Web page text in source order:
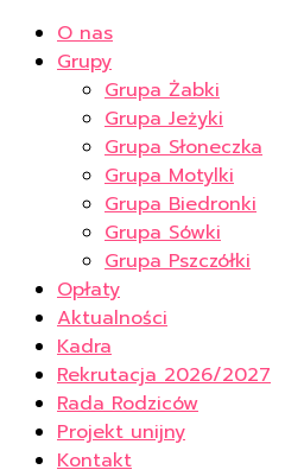
O nas
Grupy
Grupa Żabki
Grupa Jeżyki
Grupa Słoneczka
Grupa Motylki
Grupa Biedronki
Grupa Sówki
Grupa Pszczółki
Opłaty
Aktualności
Kadra
Rekrutacja 2026/2027
Rada Rodziców
Projekt unijny
Kontakt